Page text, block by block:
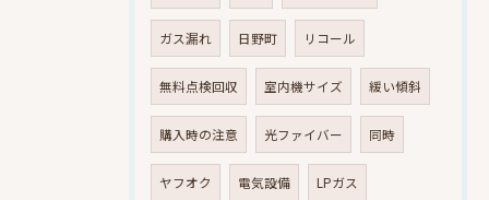
ガス漏れ 日野町 リコール
無料点検回収 室内機サイズ 緩い傾斜
購入時の注意 光ファイバー 同時
ヤフオク 電気設備 LPガス